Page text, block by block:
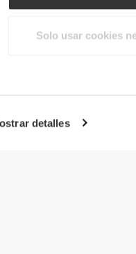
detalles
Solo usar cookies